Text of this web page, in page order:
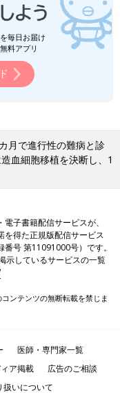
ゃんでしたが、日常生
くさんありました。
※）が起こる可能性が
屋を清潔にすること、
って下痢になったりす
、ほかの人の食べてい
日作ったものだけ与
ています。
は順調で、移植後1年
ています」（晴子さ
毎日お届け
料アプリ
月で進行性の難病と診
血細胞移植を決断し、1
子書籍配信サービスが、
を得た正規版配信サービス
号 第11091000号）です。
示しているサービスの一覧
ンテンツの無断転載を禁じま
医師・専門家一覧
ア掲載
広告のご相談
扱いについて